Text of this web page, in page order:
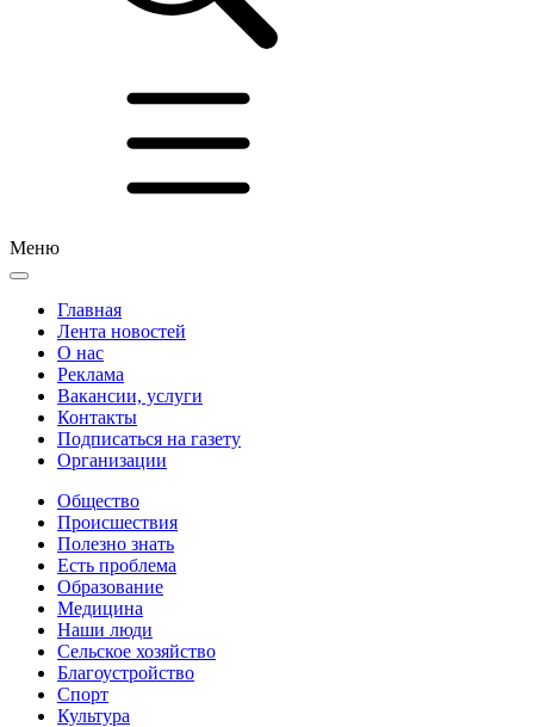
Меню
Главная
Лента новостей
О нас
Реклама
Вакансии, услуги
Контакты
Подписаться на газету
Организации
Общество
Происшествия
Полезно знать
Есть проблема
Образование
Медицина
Наши люди
Сельское хозяйство
Благоустройство
Спорт
Культура